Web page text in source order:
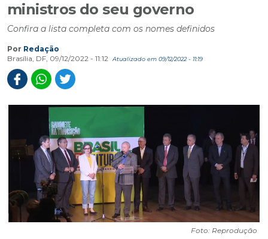
ministros do seu governo
Confira a lista completa com os nomes definidos
Por Redação
Brasília, DF, 09/12/2022 - 11:12
Atualizado em 09/12/2022 - 11:19
Foto: Reprodução